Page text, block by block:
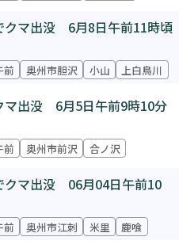
クマ出没 6月8日午前11時頃
前 奥州市胆沢 小山 上白鳥川
マ出没 6月5日午前9時10分
前 奥州市前沢 合ノ沢
クマ出没 06月04日午前10
前 奥州市江刺 米里 鹿喰